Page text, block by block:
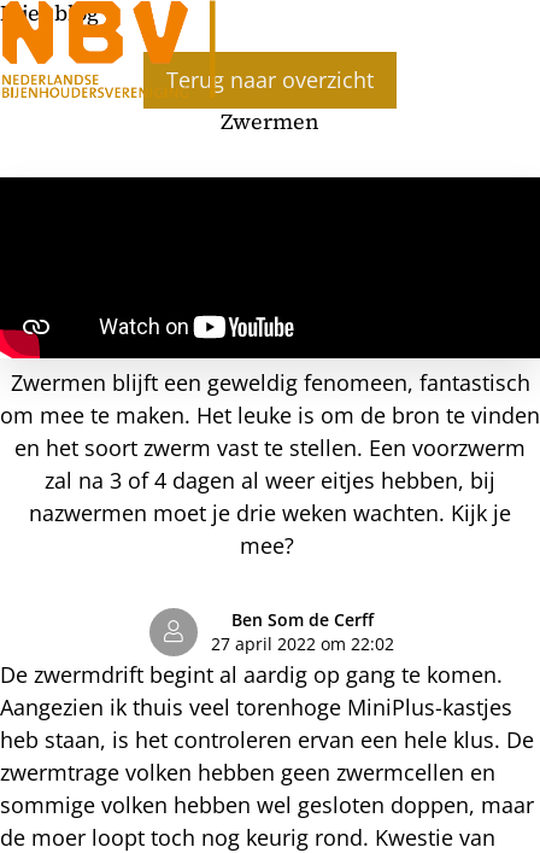
Bijenblog
Terug naar overzicht
Zwermen
Zwermen blijft een geweldig fenomeen, fantastisch
om mee te maken. Het leuke is om de bron te vinden
en het soort zwerm vast te stellen. Een voorzwerm
zal na 3 of 4 dagen al weer eitjes hebben, bij
nazwermen moet je drie weken wachten. Kijk je
mee?
Ben Som de Cerff
27 april 2022 om 22:02
De zwermdrift begint al aardig op gang te komen.
Aangezien ik thuis veel torenhoge MiniPlus-kastjes
heb staan, is het controleren ervan een hele klus. De
zwermtrage volken hebben geen zwermcellen en
sommige volken hebben wel gesloten doppen, maar
de moer loopt toch nog keurig rond. Kwestie van